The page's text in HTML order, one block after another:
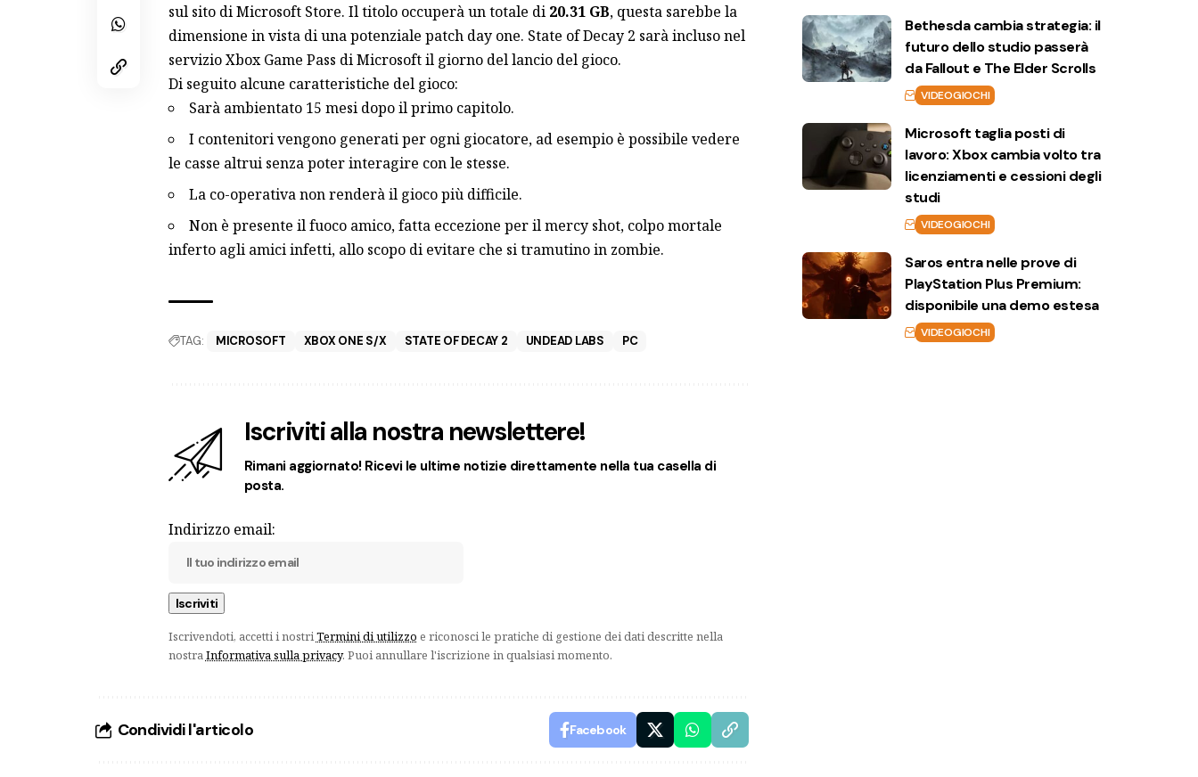
sul sito di Microsoft Store. Il titolo occuperà un totale di 20.31 GB, questa sarebbe la
dimensione in vista di una potenziale patch day one. State of Decay 2 sarà incluso nel
servizio Xbox Game Pass di Microsoft il giorno del lancio del gioco.
Di seguito alcune caratteristiche del gioco:
Sarà ambientato 15 mesi dopo il primo capitolo.
I contenitori vengono generati per ogni giocatore, ad esempio è possibile vedere
le casse altrui senza poter interagire con le stesse.
La co-operativa non renderà il gioco più difficile.
Non è presente il fuoco amico, fatta eccezione per il mercy shot, colpo mortale
inferto agli amici infetti, allo scopo di evitare che si tramutino in zombie.
TAG: MICROSOFT XBOX ONE S/X STATE OF DECAY 2 UNDEAD LABS PC
Iscriviti alla nostra newslettere!
Rimani aggiornato! Ricevi le ultime notizie direttamente nella tua casella di
posta.
Indirizzo email:
Iscrivendoti, accetti i nostriTermini di utilizzo e riconosci le pratiche di gestione dei dati descritte nella
nostraInformativa sulla privacy. Puoi annullare l'iscrizione in qualsiasi momento.
Condividi l'articolo Facebook
Bethesda cambia strategia: il
futuro dello studio passerà
da Fallout e The Elder Scrolls
VIDEOGIOCHI
Microsoft taglia posti di
lavoro: Xbox cambia volto tra
licenziamenti e cessioni degli
studi
VIDEOGIOCHI
Saros entra nelle prove di
PlayStation Plus Premium:
disponibile una demo estesa
VIDEOGIOCHI